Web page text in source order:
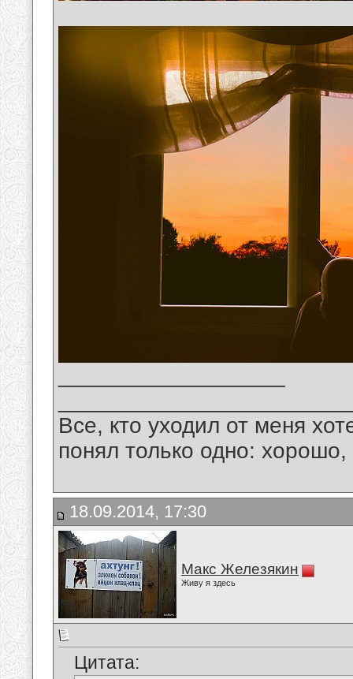
Все, кто уходил от меня
понял только одно:
18.09.2014, 17:30
Макс Железякин
Живу я здесь
Цитата: